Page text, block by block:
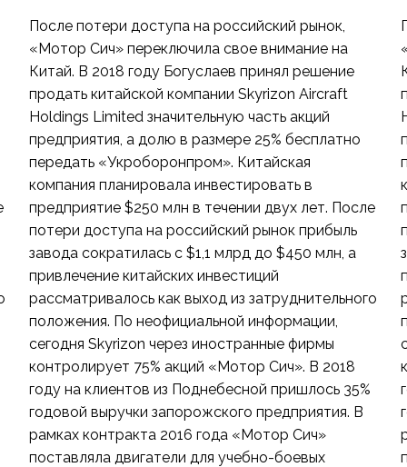
После потери доступа на российский рынок,
«Мотор Сич» переключила свое внимание на
Китай. В 2018 году Богуслаев принял решение
продать китайской компании Skyrizon Aircraft
Holdings Limited значительную часть акций
предприятия, а долю в размере 25% бесплатно
передать «Укроборонпром». Китайская
компания планировала инвестировать в
предприятие $250 млн в течении двух лет. После
потери доступа на российский рынок прибыль
завода сократилась с $1,1 млрд до $450 млн, а
привлечение китайских инвестиций
рассматривалось как выход из затруднительного
положения. По неофициальной информации,
сегодня Skyrizon через иностранные фирмы
контролирует 75% акций «Мотор Сич». В 2018
году на клиентов из Поднебесной пришлось 35%
годовой выручки запорожского предприятия. В
рамках контракта 2016 года «Мотор Сич»
поставляла двигатели для учебно-боевых